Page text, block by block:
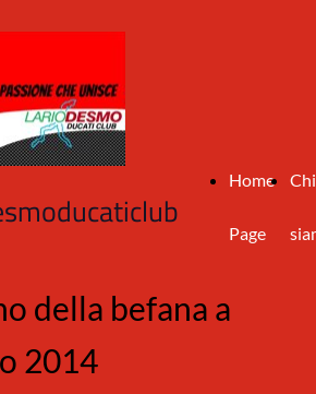
Home
Page
Chi
della befana a
2014